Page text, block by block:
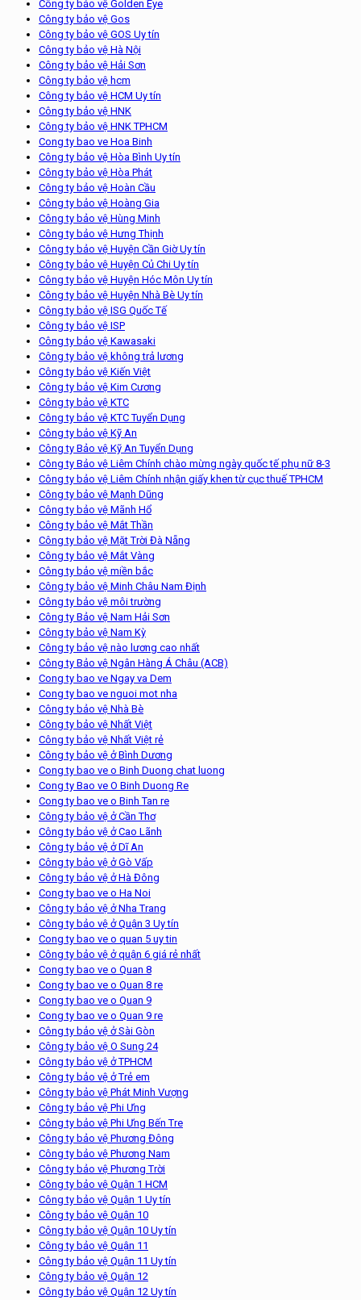
Công ty bảo vệ Golden Eye
Công ty bảo vệ Gos
Công ty bảo vệ GOS Uy tín
Công ty bảo vệ Hà Nội
Công ty bảo vệ Hải Sơn
Công ty bảo vệ hcm
Công ty bảo vệ HCM Uy tín
Công ty bảo vệ HNK
Công ty bảo vệ HNK TPHCM
Cong ty bao ve Hoa Binh
Công ty bảo vệ Hòa Bình Uy tín
Công ty bảo vệ Hòa Phát
Công ty bảo vệ Hoàn Cầu
Công ty bảo vệ Hoàng Gia
Công ty bảo vệ Hùng Minh
Công ty bảo vệ Hưng Thịnh
Công ty bảo vệ Huyện Cần Giờ Uy tín
Công ty bảo vệ Huyện Củ Chi Uy tín
Công ty bảo vệ Huyện Hóc Môn Uy tín
Công ty bảo vệ Huyện Nhà Bè Uy tín
Công ty bảo vệ ISG Quốc Tế
Công ty bảo vệ ISP
Công ty bảo vệ Kawasaki
Công ty bảo vệ không trả lương
Công ty bảo vệ Kiến Việt
Công ty bảo vệ Kim Cương
Công ty bảo vệ KTC
Công ty bảo vệ KTC Tuyển Dụng
Công ty bảo vệ Kỹ An
Công ty Bảo vệ Kỹ An Tuyển Dụng
Công ty Bảo vệ Liêm Chính chào mừng ngày quốc tế phụ nữ 8-3
Công ty bảo vệ Liêm Chính nhận giấy khen từ cục thuế TPHCM
Công ty bảo vệ Mạnh Dũng
Công ty bảo vệ Mãnh Hổ
Công ty bảo vệ Mắt Thần
Công ty bảo vệ Mặt Trời Đà Nẵng
Công ty bảo vệ Mắt Vàng
Công ty bảo vệ miền bắc
Công ty bảo vệ Minh Châu Nam Định
Công ty bảo vệ môi trường
Công ty Bảo vệ Nam Hải Sơn
Công ty bảo vệ Nam Kỳ
Công ty bảo vệ nào lương cao nhất
Công ty Bảo vệ Ngân Hàng Á Châu (ACB)
Cong ty bao ve Ngay va Dem
Cong ty bao ve nguoi mot nha
Công ty bảo vệ Nhà Bè
Công ty bảo vệ Nhất Việt
Công ty bảo vệ Nhất Việt rẻ
Công ty bảo vệ ở Bình Dương
Cong ty bao ve o Binh Duong chat luong
Cong ty Bao ve O Binh Duong Re
Cong ty bao ve o Binh Tan re
Công ty bảo vệ ở Cần Thơ
Công ty bảo vệ ở Cao Lãnh
Công ty bảo vệ ở Dĩ An
Công ty bảo vệ ở Gò Vấp
Công ty bảo vệ ở Hà Đông
Cong ty bao ve o Ha Noi
Công ty bảo vệ ở Nha Trang
Công ty bảo vệ ở Quận 3 Uy tín
Cong ty bao ve o quan 5 uy tin
Công ty bảo vệ ở quận 6 giá rẻ nhất
Cong ty bao ve o Quan 8
Cong ty bao ve o Quan 8 re
Cong ty bao ve o Quan 9
Cong ty bao ve o Quan 9 re
Công ty bảo vệ ở Sài Gòn
Công ty bảo vệ O Sung 24
Công ty bảo vệ ở TPHCM
Công ty bảo vệ ở Trẻ em
Công ty bảo vệ Phát Minh Vượng
Công ty bảo vệ Phi Ưng
Công ty bảo vệ Phi Ưng Bến Tre
Công ty bảo vệ Phương Đông
Công ty bảo vệ Phương Nam
Công ty bảo vệ Phương Trời
Công ty bảo vệ Quận 1 HCM
Công ty bảo vệ Quận 1 Uy tín
Công ty bảo vệ Quận 10
Công ty bảo vệ Quận 10 Uy tín
Công ty bảo vệ Quận 11
Công ty bảo vệ Quận 11 Uy tín
Công ty bảo vệ Quận 12
Công ty bảo vệ Quận 12 Uy tín